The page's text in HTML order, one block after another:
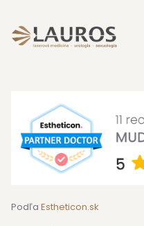
Podľa Estheticon.sk